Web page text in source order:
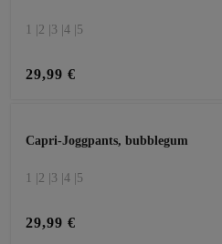
1 | 2 | 3 | 4 | 5
29,99 €
Capri-Joggpants, bubblegum
1 | 2 | 3 | 4 | 5
29,99 €